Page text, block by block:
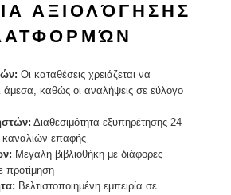
ΑΞΙΟΛΌΓΗΣΗΣ
Οι καταθέσεις χρειάζεται να
άμεσα, καθώς οι αναλήψεις σε εύλογο
Διαθεσιμότητα εξυπηρέτησης 24
καναλιών επαφής
Μεγάλη βιβλιοθήκη με διάφορες
προτίμηση
Βελτιστοποιημένη εμπειρία σε